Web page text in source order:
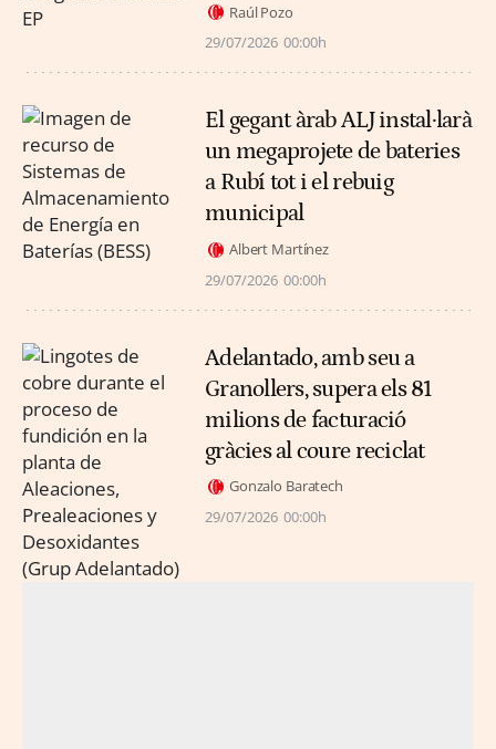
Raúl Pozo
29/07/2026 00:00h
El gegant àrab ALJ instal·larà
un megaprojete de bateries
a Rubí tot i el rebuig
municipal
Albert Martínez
29/07/2026 00:00h
Adelantado, amb seu a
Granollers, supera els 81
milions de facturació
gràcies al coure reciclat
Gonzalo Baratech
29/07/2026 00:00h